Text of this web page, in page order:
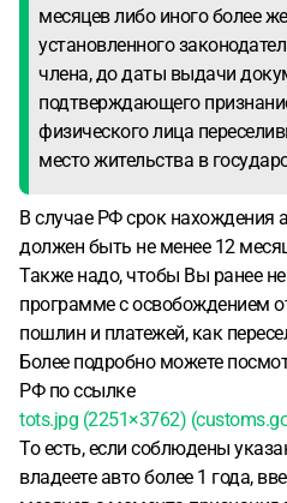
месяцев либо иного более
установленного
члена, до даты выдачи
подтверждающего
физического лица
место жительства в
В случае РФ срок нахождения
должен быть не менее 12
Также надо, чтобы Вы ранее
программе с освобождением
пошлин и платежей, как
Более подробно можете
РФ по ссылке
tots.jpg (2251×3762)
То есть, если соблюдены
владеете авто более 1 года,